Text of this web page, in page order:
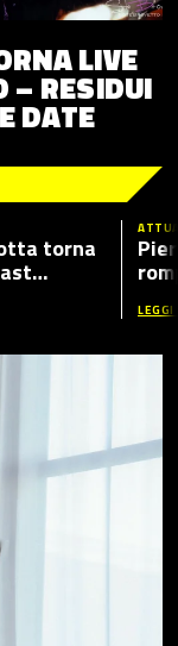
LIVE
– RESIDUI
DATE
torna
ospiti